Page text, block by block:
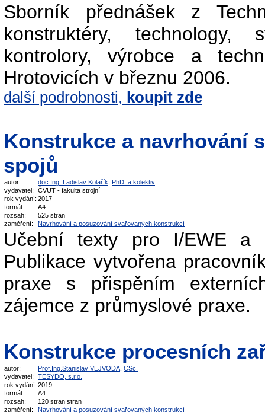
Sborník přednášek z
konstruktéry, technology,
kontrolory, výrobce a
Hrotovicích v březnu 2006.
další podrobnosti, koupit zde
Konstrukce a navrhování
spojů
autor: doc.Ing. Ladislav Kolařík PhD. a kolektiv
vydavatel:
ČVUT - fakulta strojní
rok vydání: 2017
formát:
A4
rozsah:
525 stran
zaměření:
Navrhování a posuzování svařovaných konstrukcí
Učební texty pro I/EWE a
Publikace vytvořena
praxe s přispěním
zájemce z průmyslové praxe.
Konstrukce procesních
autor: Prof.Ing.Stanislav VEJVODA CSc.
vydavatel:
TESYDO, s.r.o.
rok vydání: 2019
formát:
A4
rozsah:
120 stran stran
zaměření:
Navrhování a posuzování svařovaných konstrukcí